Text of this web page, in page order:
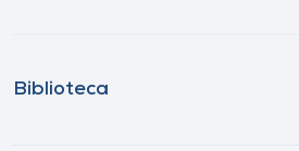
Biblioteca